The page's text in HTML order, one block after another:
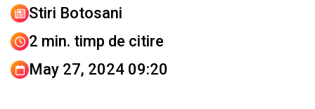
Stiri Botosani
2 min. timp de citire
May 27, 2024 09:20